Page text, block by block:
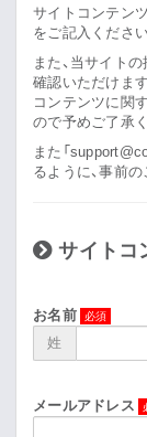
Discography
Goods
Supporter’s Menu
サイトコンテン
をご記入ください
また、当サイト
確認いただけま
コンテンツに関
ので予めご了承
また「
るように、事前
サイトコ
お名前
姓
メールアドレス